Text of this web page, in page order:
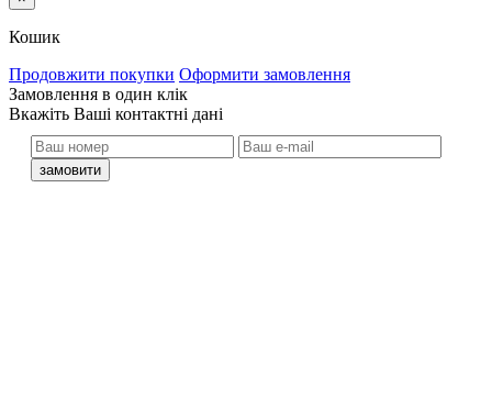
Кошик
Продовжити покупки Оформити замовлення
Замовлення в один клік
кажіть Ваші контактні дані